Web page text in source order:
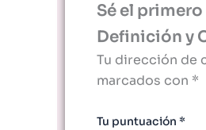
Sé el
Definición y
Tu dirección de
marcados con *
Tu puntuación *